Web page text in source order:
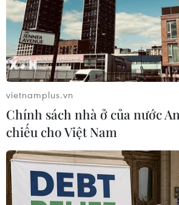
caixinglobal.com)
Truyền thông Hong Kong ngày
tin từ Ủy ban Kiểm tra Kỷ luật
Ủy ban Giám sát Nhà nước
cựu Bí thư Tỉnh ủy Thiểm Tây,
đang bị 2 ủy ban trên điều tra
luật và pháp luật nghiêm
danh tham nhũng của quan
Tuy nhiên, truyền thông Hong
nguyên nhân cụ thể việc ông
bị điều tra.
vietnamplus.vn
Chính sách nhà ở của nước
chiếu cho Việt Nam